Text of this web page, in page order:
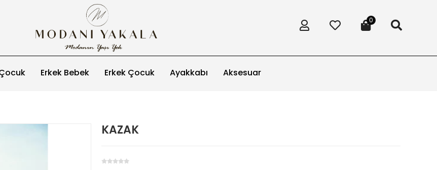
0
Erkek Bebek Erkek Çocuk Ayakkabı Aksesuar
KAZAK